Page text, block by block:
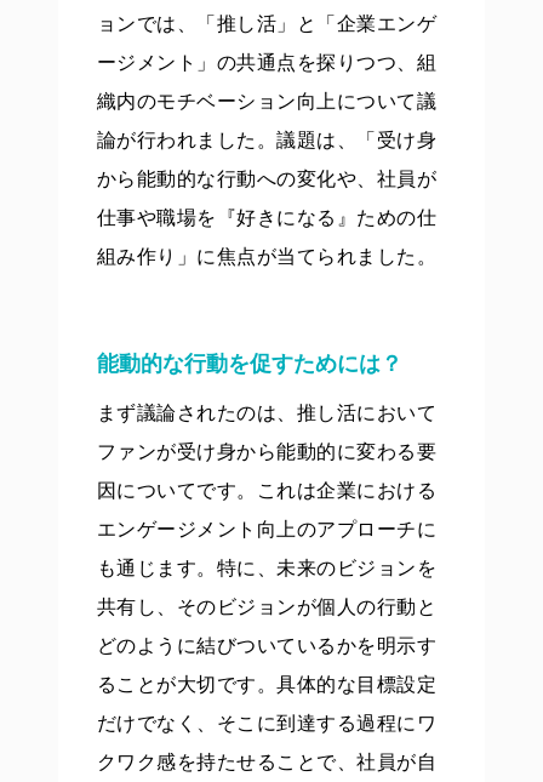
ョンでは、「推し活」と「企業エンゲ
ージメント」の共通点を探りつつ、組
織内のモチベーション向上について議
論が行われました。議題は、「受け身
から能動的な行動への変化や、社員が
仕事や職場を『好きになる』ための仕
組み作り」に焦点が当てられました。
能動的な行動を促すためには？
まず議論されたのは、推し活において
ファンが受け身から能動的に変わる要
因についてです。これは企業における
エンゲージメント向上のアプローチに
も通じます。特に、未来のビジョンを
共有し、そのビジョンが個人の行動と
どのように結びついているかを明示す
ることが大切です。具体的な目標設定
だけでなく、そこに到達する過程にワ
クワク感を持たせることで、社員が自